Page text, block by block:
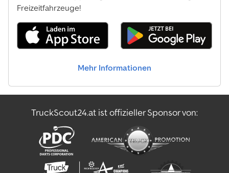
Freizeitfahrzeuge!
Mehr Informationen
TruckScout24.at ist offizieller Sponsor von: